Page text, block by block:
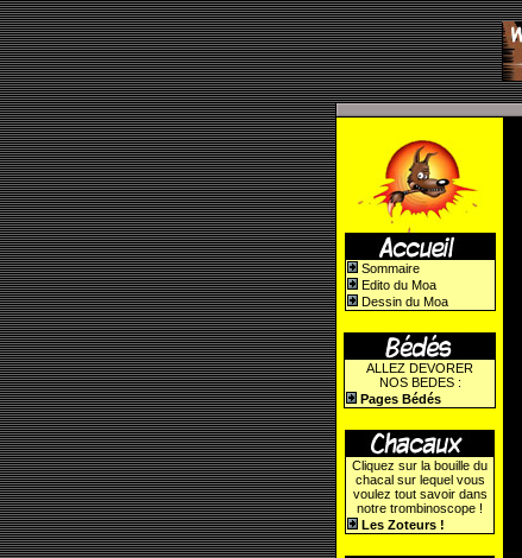
Sommaire
Edito du Moa
Dessin du Moa
ALLEZ DEVORER
NOS BEDES :
Pages Bédés
Cliquez sur la bouille du
chacal sur lequel vous
voulez tout savoir dans
notre trombinoscope !
Les Zoteurs !